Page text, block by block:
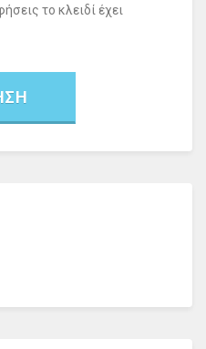
το κλειδί έχει